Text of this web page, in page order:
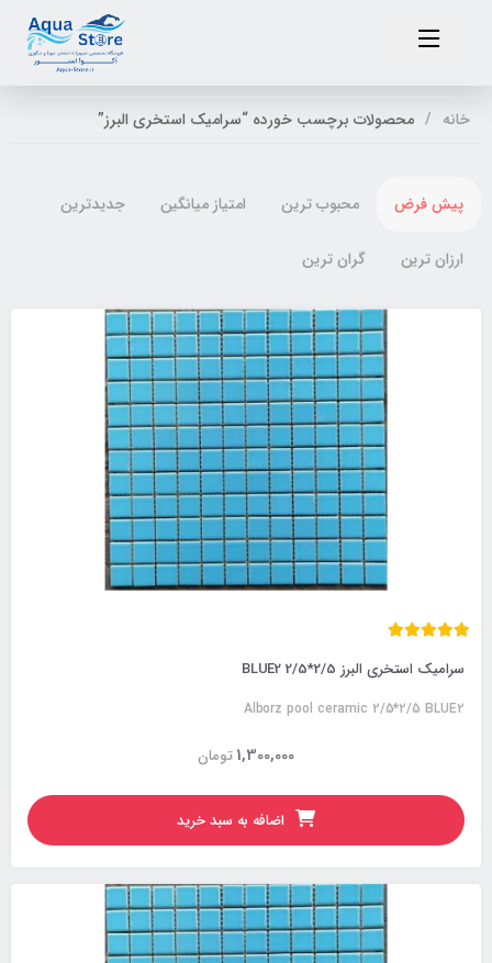
خانه محصولات برچسب خورده “سرامیک استخری البرز”
پیش فرض محبوب ترین امتیاز میانگین جدیدترین
ارزان ترین گران ترین
سرامیک استخری البرز 2/5*2/5 BLUE2
Alborz pool ceramic 2/5*2/5 BLUE2
تومان1,300,000
اضافه به سبد خرید